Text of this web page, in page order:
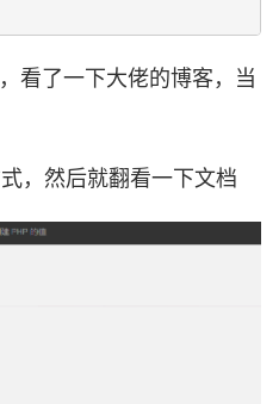
看了一下大佬的博客，当
，然后就翻看一下文档